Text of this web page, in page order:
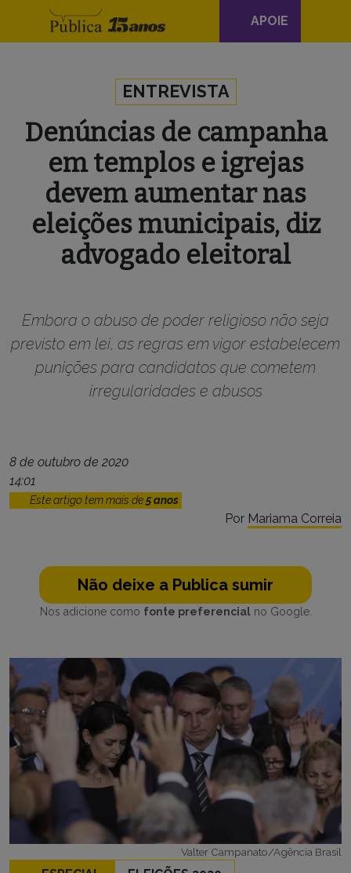
Navegação
principal
APOIE
ENTREVISTA
Denúncias de campanha
em templos e igrejas
devem aumentar nas
eleições municipais, diz
advogado eleitoral
Embora o abuso de poder religioso não seja
previsto em lei, as regras em vigor estabelecem
punições para candidatos que cometem
irregularidades e abusos
8 de outubro de 2020
14:01
Este artigo tem mais de5 anos
Por Mariama Correia
Não deixe a Publica sumir
Nos adicione como fonte preferencialno Google.
Valter Campanato/Agência Brasil